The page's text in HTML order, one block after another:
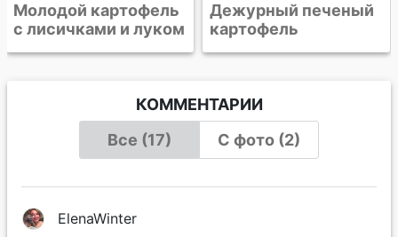
Дежурный печеный
картофель
КОММЕНТАРИИ
Все (17)
С фото (2)
ElenaWinter